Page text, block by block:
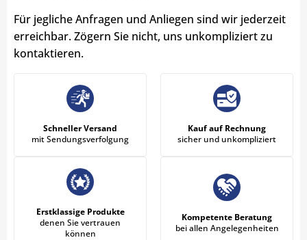
Für jegliche Anfragen und Anliegen sind wir jederzeit
erreichbar. Zögern Sie nicht, uns unkompliziert zu
kontaktieren.
Schneller Versand
mit Sendungsverfolgung
Kauf auf Rechnung
sicher und unkompliziert
Erstklassige Produkte
denen Sie vertrauen
können
Kompetente Beratung
bei allen Angelegenheiten